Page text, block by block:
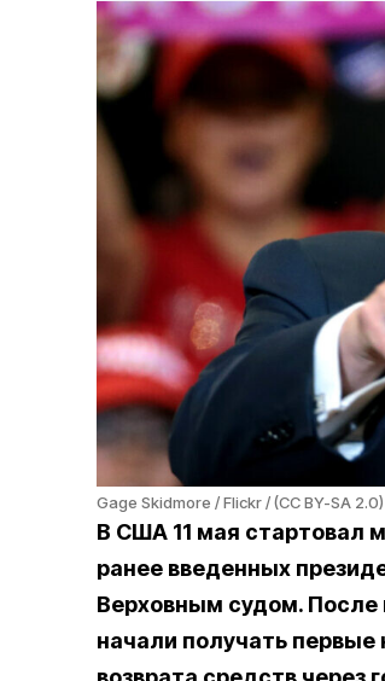
Gage Skidmore / Flickr / (CC BY-SA 2.0)
В США 11 мая стартовал
ранее введенных
Верховным судом.
начали получать